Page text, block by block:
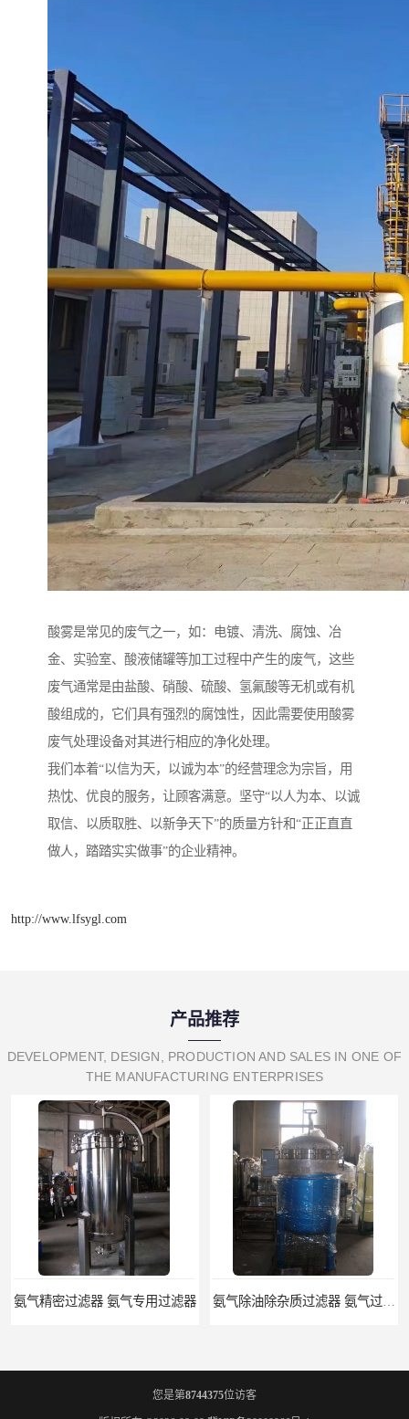
酸雾是常见的废气之一，如：电镀、清洗、腐蚀、冶
金、实验室、酸液储罐等加工过程中产生的废气，这些
废气通常是由盐酸、硝酸、硫酸、氢氟酸等无机或有机
酸组成的，它们具有强烈的腐蚀性，因此需要使用酸雾
废气处理设备对其进行相应的净化处理。
我们本着“以信为天，以诚为本”的经营理念为宗旨，用
热忱、优良的服务，让顾客满意。坚守“以人为本、以诚
取信、以质取胜、以新争天下”的质量方针和“正正直直
做人，踏踏实实做事”的企业精神。
http://www.lfsygl.com
产品推荐
DEVELOPMENT, DESIGN, PRODUCTION AND SALES IN ONE OF
THE MANUFACTURING ENTERPRISES
滤器 氨气专用过滤器 氨气除油除杂质过滤器 氨气过滤器生产厂家
您是第8744375位访客